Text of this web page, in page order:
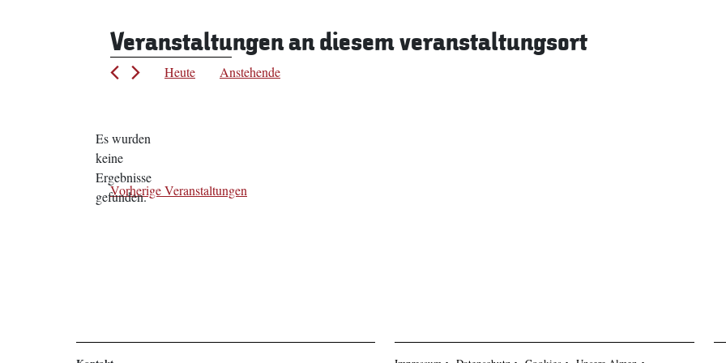
Veranstaltungen an diesem veranstaltungsort
Hinweis
Es wurden
keine
Ergebnisse
gefunden.
Heute
Anstehende
VorherigeVeranstaltungen